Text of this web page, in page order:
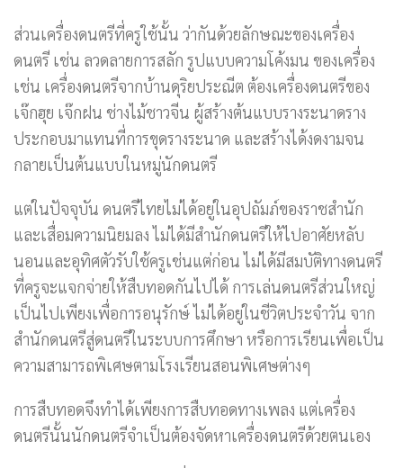
ส่วนเครื่องดนตรีที่ครูใช้นั้น ว่ากันด้วยลักษณะของเครื่อง
ดนตรี เช่น ลวดลายการสลัก รูปแบบความโค้งมน ของเครื่อง
เช่น เครื่องดนตรีจากบ้านดุริยประณีต ต้องเครื่องดนตรีของ
เจ๊กฮุย เจ๊กฝน ช่างไม้ชาวจีน ผู้สร้างต้นแบบรางระนาดราง
ประกอบมาแทนที่การขุดรางระนาด และสร้างได้งดงามจน
กลายเป็นต้นแบบในหมู่นักดนตรี
แต่ในปัจจุบัน ดนตรีไทยไม่ได้อยู่ในอุปถัมภ์ของราชสำนัก
และเสื่อมความนิยมลง ไม่ได้มีสำนักดนตรีให้ไปอาศัยหลับ
นอนและอุทิศตัวรับใช้ครูเช่นแต่ก่อน ไม่ได้มีสมบัติทางดนตรี
ที่ครูจะแจกจ่ายให้สืบทอดกันไปได้ การเล่นดนตรีส่วนใหญ่
เป็นไปเพียงเพื่อการอนุรักษ์ ไม่ได้อยู่ในชีวิตประจำวัน จาก
สำนักดนตรีสู่ดนตรีในระบบการศึกษา หรือการเรียนเพื่อเป็น
ความสามารถพิเศษตามโรงเรียนสอนพิเศษต่างๆ
การสืบทอดจึงทำได้เพียงการสืบทอดทางเพลง แต่เครื่อง
ดนตรีนั้นนักดนตรีจำเป็นต้องจัดหาเครื่องดนตรีด้วยตนเอง